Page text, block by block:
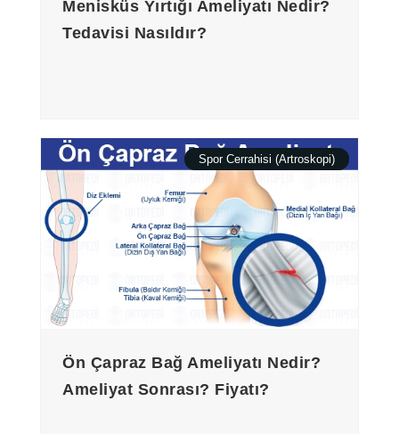
Menisküs Yırtığı Ameliyatı Nedir?
Tedavisi Nasıldır?
Spor Cerrahisi (Artroskopi)
Ön Çapraz Bağ Ameliyatı Nedir?
Ameliyat Sonrası? Fiyatı?